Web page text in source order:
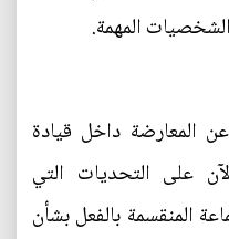
المهمة.
المعارضة داخل قيادة
على التحديات التي
المنقسمة بالفعل بشأن